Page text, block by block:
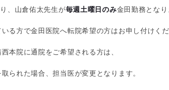
、山倉佑太先生が毎週土曜日のみ金田勤務となり
る方で金田医院へ転院希望の方はお申し付けくだ
本院に通院をご希望される方は、
られた場合、担当医が変更となります。